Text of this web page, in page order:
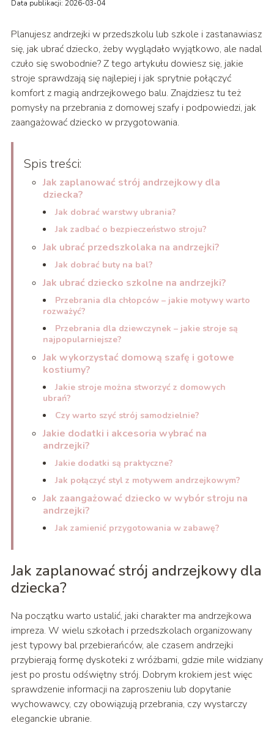
Data publikacji: 2026-03-04
Planujesz andrzejki w przedszkolu lub szkole i zastanawiasz
się, jak ubrać dziecko, żeby wyglądało wyjątkowo, ale nadal
czuło się swobodnie? Z tego artykułu dowiesz się, jakie
stroje sprawdzają się najlepiej i jak sprytnie połączyć
komfort z magią andrzejkowego balu. Znajdziesz tu też
pomysły na przebrania z domowej szafy i podpowiedzi, jak
zaangażować dziecko w przygotowania.
Spis treści:
Jak zaplanować strój andrzejkowy dla
dziecka?
Jak dobrać warstwy ubrania?
Jak zadbać o bezpieczeństwo stroju?
Jak ubrać przedszkolaka na andrzejki?
Jak dobrać buty na bal?
Jak ubrać dziecko szkolne na andrzejki?
Przebrania dla chłopców – jakie motywy warto
rozważyć?
Przebrania dla dziewczynek – jakie stroje są
najpopularniejsze?
Jak wykorzystać domową szafę i gotowe
kostiumy?
Jakie stroje można stworzyć z domowych
ubrań?
Czy warto szyć strój samodzielnie?
Jakie dodatki i akcesoria wybrać na
andrzejki?
Jakie dodatki są praktyczne?
Jak połączyć styl z motywem andrzejkowym?
Jak zaangażować dziecko w wybór stroju na
andrzejki?
Jak zamienić przygotowania w zabawę?
Jak zaplanować strój andrzejkowy dla
dziecka?
Na początku warto ustalić, jaki charakter ma andrzejkowa
impreza. W wielu szkołach i przedszkolach organizowany
jest typowy bal przebierańców, ale czasem andrzejki
przybierają formę dyskoteki z wróżbami, gdzie mile widziany
jest po prostu odświętny strój. Dobrym krokiem jest więc
sprawdzenie informacji na zaproszeniu lub dopytanie
wychowawcy, czy obowiązują przebrania, czy wystarczy
eleganckie ubranie.